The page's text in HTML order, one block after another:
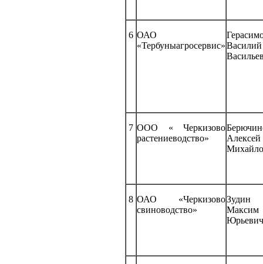
6 ОАО
«Тербуныагросервис»Василий
7 ООО « Черкизово
растениеводство»
Алексей
8 ОАО «Черкизово
свиноводство»
Максим
Юрьевич